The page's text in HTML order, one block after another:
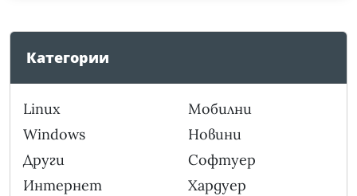
Категории
Linux
Windows
Други
Интернет
Мобилни
Новини
Софтуер
Хардуер